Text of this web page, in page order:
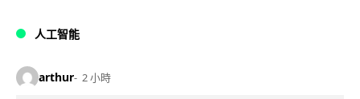
人工智能
arthur 2 小時